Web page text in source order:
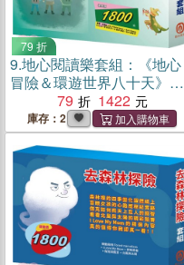
79 折
9.地心閱讀樂套組：《地心
冒險＆環遊世界八十天》＋
《BestFriendsForever》＋
《密室日記》＋《木偶奇遇
記》＋《花衣魔笛手》
79 1422
庫存：2